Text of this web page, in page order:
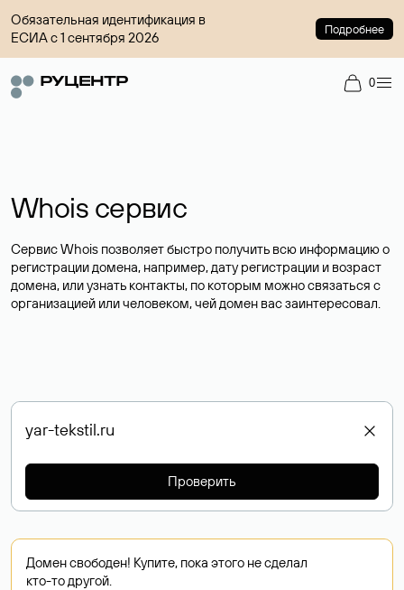
Обязательная идентификация в
ЕСИА с 1 сентября 2026
Подробнее
0
Whois сервис
Сервис Whois позволяет быстро получить всю информацию о
регистрации домена, например, дату регистрации и возраст
домена, или узнать контакты, по которым можно связаться с
организацией или человеком, чей домен вас заинтересовал.
Проверить
Домен свободен! Купите, пока этого не сделал
кто-то другой.